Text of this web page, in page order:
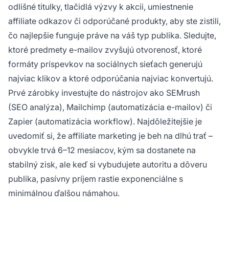
odlišné titulky, tlačidlá výzvy k akcii, umiestnenie
affiliate odkazov či odporúčané produkty, aby ste zistili,
čo najlepšie funguje práve na váš typ publika. Sledujte,
ktoré predmety e-mailov zvyšujú otvorenosť, ktoré
formáty príspevkov na sociálnych sieťach generujú
najviac klikov a ktoré odporúčania najviac konvertujú.
Prvé zárobky investujte do nástrojov ako SEMrush
(SEO analýza), Mailchimp (automatizácia e-mailov) či
Zapier (automatizácia workflow). Najdôležitejšie je
uvedomiť si, že affiliate marketing je beh na dlhú trať –
obvykle trvá 6–12 mesiacov, kým sa dostanete na
stabilný zisk, ale keď si vybudujete autoritu a dôveru
publika, pasívny príjem rastie exponenciálne s
minimálnou ďalšou námahou.